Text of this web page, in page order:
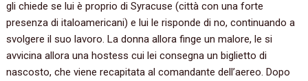
gli chiede se lui è proprio di Syracuse‭ (‬città con una forte
presenza di italoamericani‭) ‬e lui le risponde di no,‭ ‬continuando a
svolgere il suo lavoro.‭ ‬La donna allora finge un malore,‭ ‬le si
avvicina allora una hostess cui lei consegna un biglietto di
nascosto,‭ ‬che viene recapitata al comandante dell’aereo.‭ ‬Dopo